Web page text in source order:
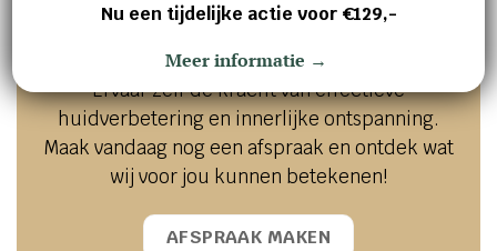
Jouw huid en welzijn verdienen het
beste!
Ervaar zelf de kracht van effectieve
huidverbetering en innerlijke ontspanning.
Maak vandaag nog een afspraak en ontdek wat
wij voor jou kunnen betekenen!
AFSPRAAK MAKEN
Nu een tijdelijke actie voor €129,-
Meer informatie →